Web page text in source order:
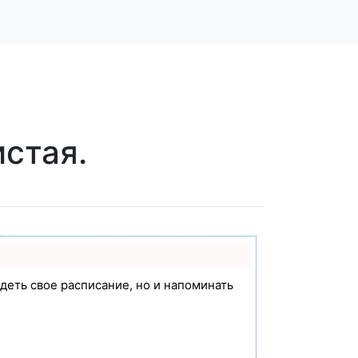
свое расписание, но и напоминать